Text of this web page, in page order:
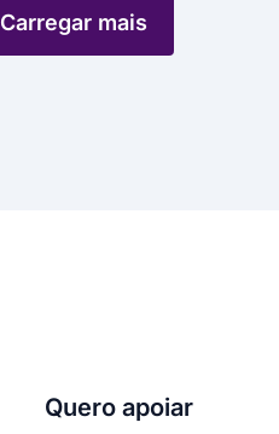
Carregar mais
Quero apoiar